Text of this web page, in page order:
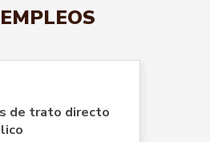
de trato directo